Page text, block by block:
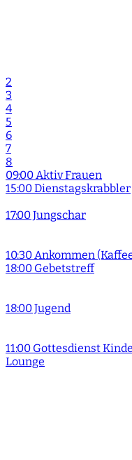
2
3
4
5
6
7
8
09:00 Aktiv Frauen
15:00 Dienstagskrabbler
17:00 Jungschar
10:30 Ankommen
18:00 Gebetstreff
18:00 Jugend
11:00 Gottesdienst
Lounge